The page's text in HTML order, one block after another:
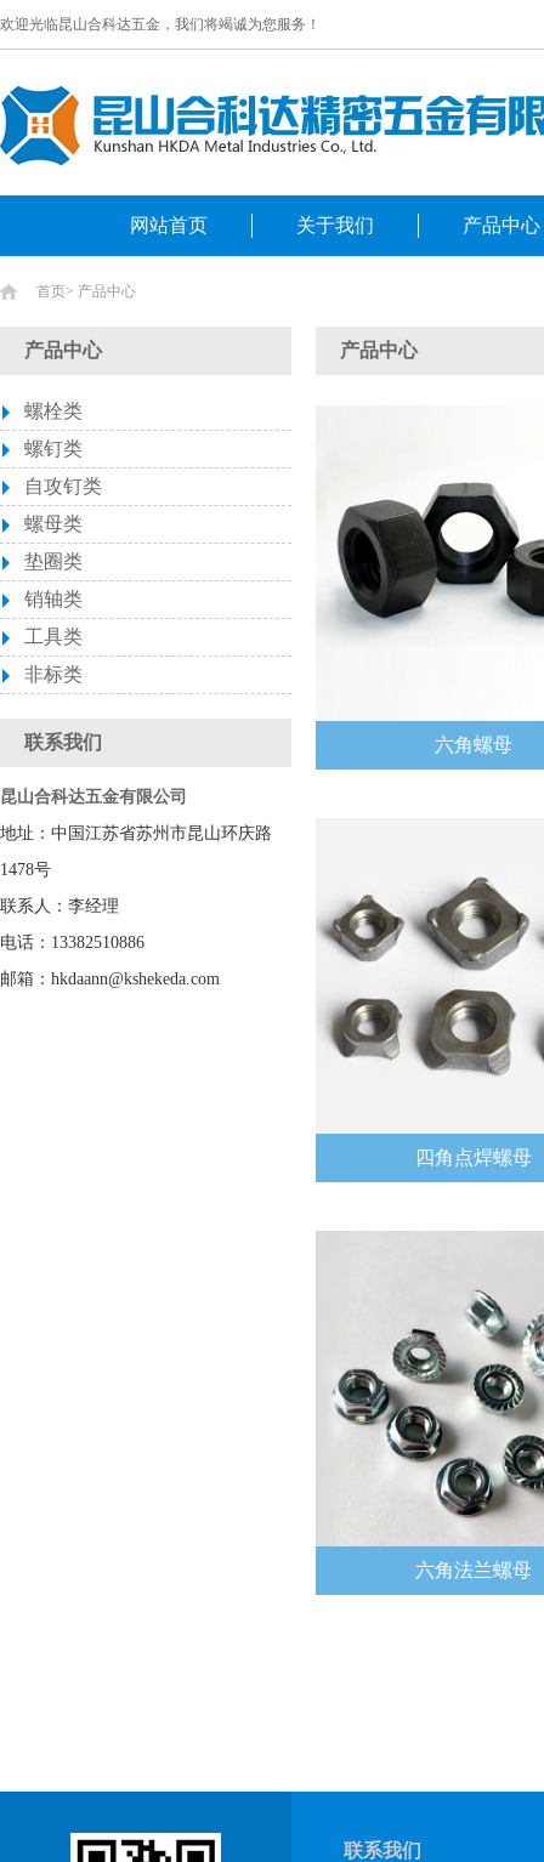
欢迎光临昆山合科达五金，我们将竭诚为您服务！
网站首页 关于我们 产品中心
首页> 产品中心
产品中心
螺栓类
螺钉类
自攻钉类
螺母类
垫圈类
销轴类
工具类
非标类
联系我们
昆山合科达五金有限公司
地址：中国江苏省苏州市昆山环庆路
1478号
联系人：李经理
电话：13382510886
邮箱：hkdaann@kshekeda.com
产品中心
六角螺母
四角点焊螺母
六角法兰螺母
联系我们